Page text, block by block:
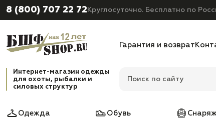
8 (800) 707 22 72 Круглосуточно. Бесплатно по
Гарантия и возврат
Интернет-магазин одежды
для охоты, рыбалки и
силовых структур
Одежда Обувь